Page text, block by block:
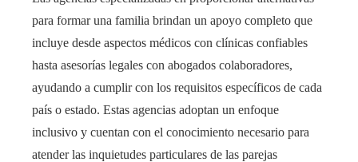
para formar una familia brindan un apoyo completo que
incluye desde aspectos médicos con clínicas confiables
hasta asesorías legales con abogados colaboradores,
ayudando a cumplir con los requisitos específicos de cada
país o estado. Estas agencias adoptan un enfoque
inclusivo y cuentan con el conocimiento necesario para
atender las inquietudes particulares de las parejas